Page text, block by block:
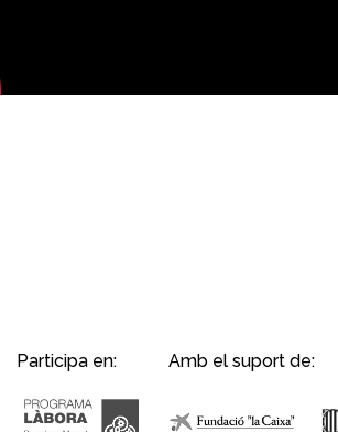
Participa en: Amb el suport de: